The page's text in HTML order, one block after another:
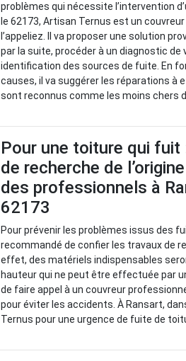
problèmes qui nécessite l’intervention
le 62173, Artisan Ternus est un
l’appeliez. Il va proposer une solution
par la suite, procéder à un diagnostic
identification des sources de fuite. En
causes, il va suggérer les réparations
sont reconnus comme les moins chers
Pour une toiture qui
de recherche de
des professionnels à
62173
Pour prévenir les problèmes issus des
recommandé de confier les travaux de
effet, des matériels indispensables
hauteur qui ne peut être effectuée par
de faire appel à un couvreur
pour éviter les accidents. À Ransart,
Ternus pour une urgence de fuite de